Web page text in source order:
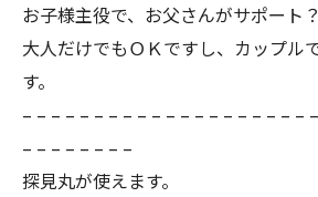
お子様主役で、お父さんがサポート？
大人だけでもＯＫですし、カップル
す。
– – – – – – – – – – – – – – – – – – – –
– – – – – – – –
探見丸が使えます。